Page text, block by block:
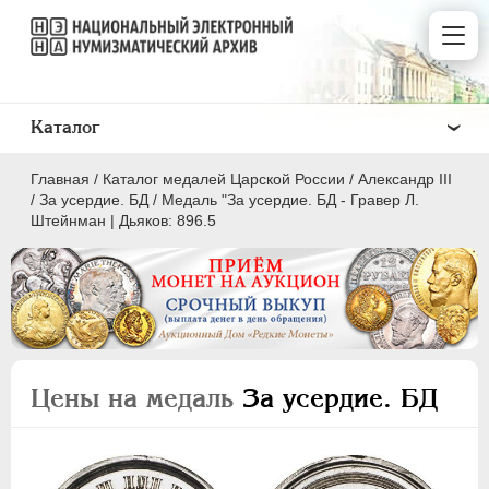
Главная / Каталог медалей Царской России / Александр III
/ За усердие. БД / Медаль "За усердие. БД - Гравер Л.
Штейнман | Дьяков: 896.5
Цены на медаль За усердие. БД
Каталог
ВСЕ
ПEТР I 1699-1725
ПЕТР II 1727-1729
ИОАНН АНТОНОВИЧ
1740-1741